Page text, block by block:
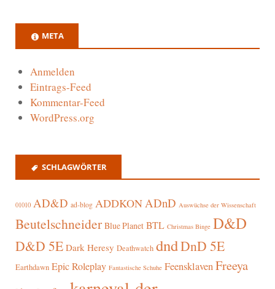
META
Anmelden
Eintrags-Feed
Kommentar-Feed
WordPress.org
SCHLAGWÖRTER
01010 AD&D ad-blog ADDKONADnD Auswüchse der Wissenschaft
Beutelschneider Blue Planet BTL Christmas Binge D&D
D&D 5E Dark Heresy Deathwatch dndDnD 5E
Earthdawn Epic Roleplay Fantastische Schuhe FeensklavenFreeya